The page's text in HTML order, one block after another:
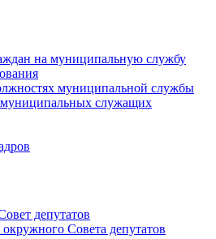
на муниципальную службу
муниципальной службы
служащих
депутатов
Совета депутатов